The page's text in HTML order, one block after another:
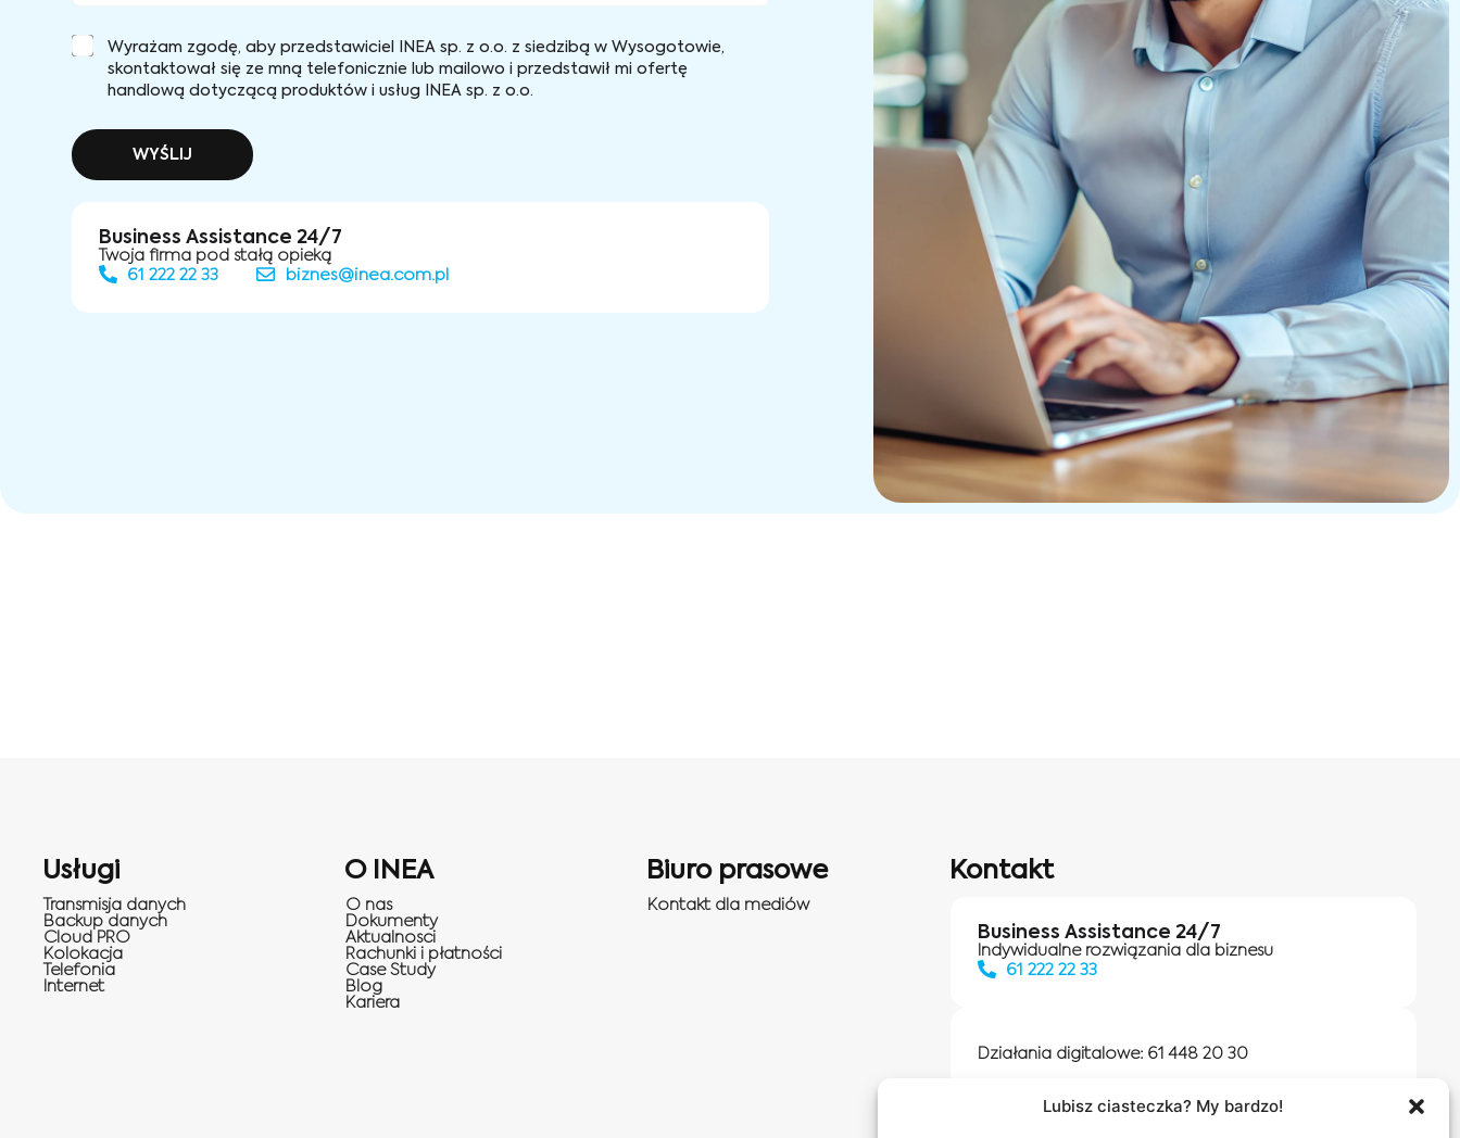
Lubisz ciasteczka? My bardzo!
Wyrażam zgodę, aby przedstawiciel INEA sp. z o.o. z siedzibą w Wysogotowie,
skontaktował się ze mną telefonicznie lub mailowo i przedstawił mi ofertę
handlową dotyczącą produktów i usług INEA sp. z o.o.
WYŚLIJ
Business Assistance 24/7
Twoja firma pod stałą opieką
61 222 22 33
biznes@inea.com.pl
Usługi
Transmisja danych
Backup danych
Cloud PRO
Kolokacja
Telefonia
Internet
O INEA
O nas
Dokumenty
Aktualnosci
Rachunki i płatności
Case Study
Blog
Kariera
Biuro prasowe
Kontakt dla mediów
Kontakt
Business Assistance 24/7
Indywidualne rozwiązania dla biznesu
61 222 22 33
Działania digitalowe: 61 448 20 30